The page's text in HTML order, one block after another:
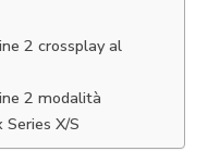
2 crossplay al
2 modalità
X/S